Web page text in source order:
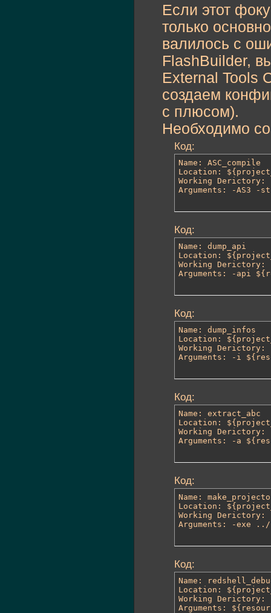
Если этот
только
валилось с
FlashBuilder,
External Tools
создаем
с плюсом).
Необходимо
Код:
Name: ASC_compile
Location:
Working
Arguments: -AS3
Код:
Name: dump_api
Location:
Working
Arguments: -api
Код:
Name: dump_infos
Location:
Working
Arguments: -i
Код:
Name: extract_abc
Location:
Working
Arguments: -a
Код:
Name:
Location:
Working
Arguments: -exe
Код:
Name:
Location:
Working
Arguments: